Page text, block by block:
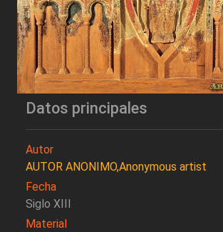
Datos principales
Autor
AUTOR ANONIMO,Anonymous artist
Fecha
Siglo XIII
Material